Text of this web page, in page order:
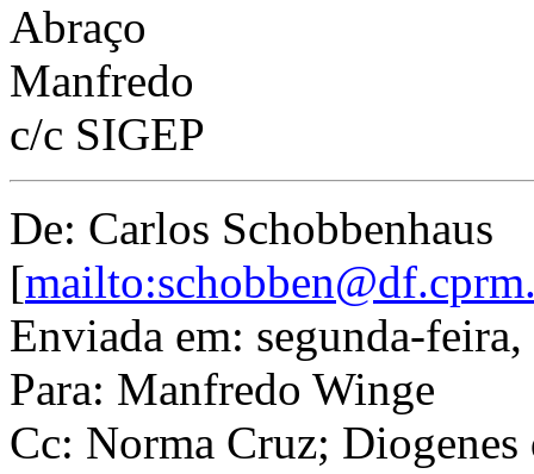
Abraço
Manfredo
c/c SIGEP
De: Carlos Schobbenhaus
[
Enviada em: segunda-
Para: Manfredo Winge
Cc: Norma Cruz;